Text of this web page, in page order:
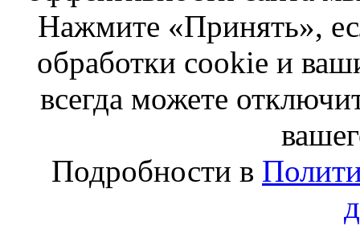
Нажмите «Принять»,
обработки cookie и
всегда можете
Подробности в